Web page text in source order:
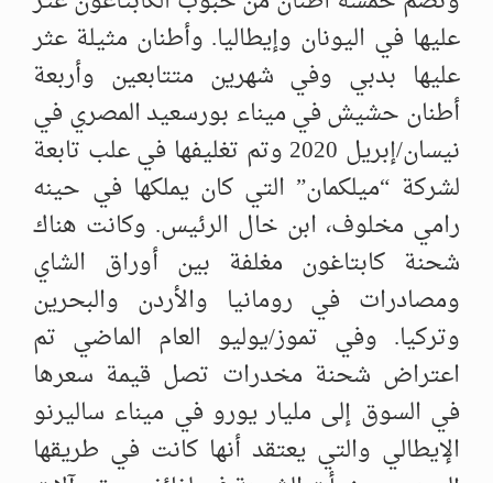
عليها في اليونان وإيطاليا. وأطنان مثيلة عثر
عليها بدبي وفي شهرين متتابعين وأربعة
أطنان حشيش في ميناء بورسعيد المصري في
نيسان/إبريل 2020 وتم تغليفها في علب تابعة
لشركة “ميلكمان” التي كان يملكها في حينه
رامي مخلوف، ابن خال الرئيس. وكانت هناك
شحنة كابتاغون مغلفة بين أوراق الشاي
ومصادرات في رومانيا والأردن والبحرين
وتركيا. وفي تموز/يوليو العام الماضي تم
اعتراض شحنة مخدرات تصل قيمة سعرها
في السوق إلى مليار يورو في ميناء ساليرنو
الإيطالي والتي يعتقد أنها كانت في طريقها